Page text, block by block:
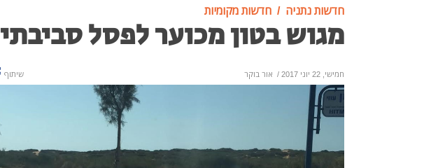
חדשות נתניה חדשות מקומיות
מגוש בטון מכוער לפסל סביבתי
חמישי, 22 יוני 2017 / אור בוקר שיתוף